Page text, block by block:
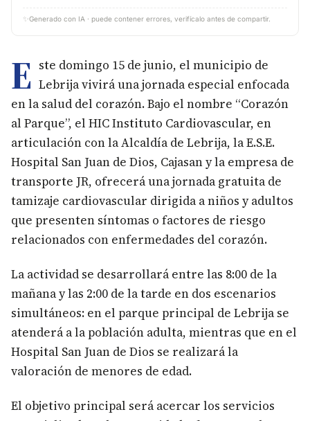
✨ Generado con IA · puede contener errores, verifícalo antes de compartir.
E ste domingo 15 de junio, el municipio de
Lebrija vivirá una jornada especial enfocada
en la salud del corazón. Bajo el nombre “Corazón
al Parque”, el HIC Instituto Cardiovascular, en
articulación con la Alcaldía de Lebrija, la E.S.E.
Hospital San Juan de Dios, Cajasan y la empresa de
transporte JR, ofrecerá una jornada gratuita de
tamizaje cardiovascular dirigida a niños y adultos
que presenten síntomas o factores de riesgo
relacionados con enfermedades del corazón.
La actividad se desarrollará entre las 8:00 de la
mañana y las 2:00 de la tarde en dos escenarios
simultáneos: en el parque principal de Lebrija se
atenderá a la población adulta, mientras que en el
Hospital San Juan de Dios se realizará la
valoración de menores de edad.
El objetivo principal será acercar los servicios